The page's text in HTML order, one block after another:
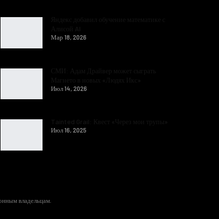
Мар 18, 2026
Июл 14, 2026
Июл 16, 2025
владельцам.